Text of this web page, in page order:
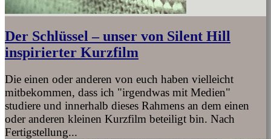
Der Schlüssel – unser von Silent Hill
inspirierter Kurzfilm
Die einen oder anderen von euch haben vielleicht
mitbekommen, dass ich "irgendwas mit Medien"
studiere und innerhalb dieses Rahmens an dem einen
oder anderen kleinen Kurzfilm beteiligt bin. Nach
Fertigstellung...